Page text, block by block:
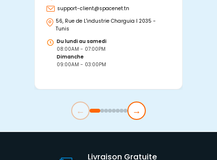
support-client@spacenet.tn
56, Rue de L'industrie Charguia I 2035 -
Tunis
Du lundi au samedi
08:00AM - 07:00PM
Dimanche
09:00AM - 03:00PM
← →
Livraison Gratuite